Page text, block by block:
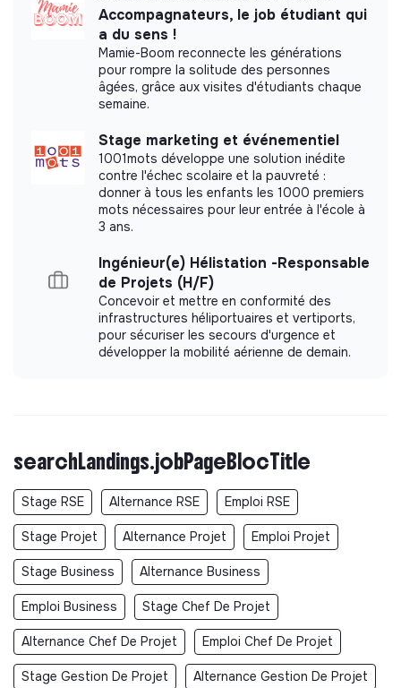
Diversity & inclusion
Premises Accessibility
Diversity Assessment and Reporting
Salary Equity
Intercultural Awareness Training
Non-Discrimination Policies
Inclusive Recruitment
Governance principles
Feedback and Evaluation Systems
Ethics and Conduct Charter
Stakeholder Engagement
Accompagnateurs, le job étudiant qui
a du sens !
Mamie-Boom reconnecte les générations
pour rompre la solitude des personnes
âgées, grâce aux visites d'étudiants chaque
semaine.
Stage marketing et événementiel
1001mots développe une solution inédite
contre l'échec scolaire et la pauvreté :
donner à tous les enfants les 1000 premiers
mots nécessaires pour leur entrée à l'école à
3 ans.
Ingénieur(e) Hélistation -Responsable
de Projets (H/F)
Concevoir et mettre en conformité des
infrastructures héliportuaires et vertiports,
pour sécuriser les secours d'urgence et
développer la mobilité aérienne de demain.
searchLandings.jobPageBlocTitle
Stage RSE Alternance RSE Emploi RSE
Stage Projet Alternance Projet Emploi Projet
Stage Business Alternance Business
Emploi Business Stage Chef De Projet
Alternance Chef De Projet Emploi Chef De Projet
Stage Gestion De Projet Alternance Gestion De Projet